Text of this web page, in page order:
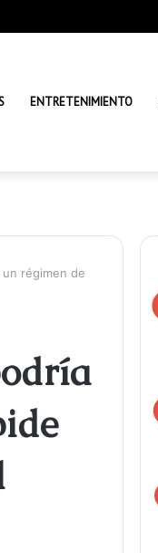
ENTRETENIMIENTO
régimen de